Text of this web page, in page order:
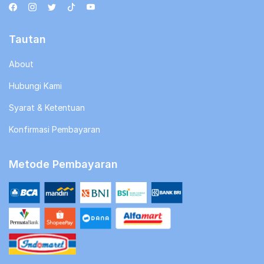
Tautan
About
Hubungi Kami
Syarat & Ketentuan
Konfirmasi Pembayaran
Metode Pembayaran